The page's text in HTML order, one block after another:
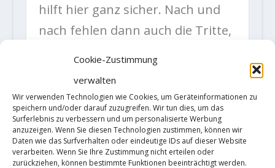
Cookie-Zustimmung
verwalten
Wir verwenden Technologien wie Cookies, um Geräteinformationen zu
speichern und/oder darauf zuzugreifen. Wir tun dies, um das
Surferlebnis zu verbessern und um personalisierte Werbung
anzuzeigen. Wenn Sie diesen Technologien zustimmen, können wir
Daten wie das Surfverhalten oder eindeutige IDs auf dieser Website
verarbeiten. Wenn Sie Ihre Zustimmung nicht erteilen oder
zurückziehen, können bestimmte Funktionen beeinträchtigt werden.
hilft hier ganz sicher. Nach und
nach fehlen dann auch die Tritte,
weiterer kniffliger Abschnitt folgt
nach dem Abzweig der
Benchmarc, wo man einige kleine
Griffe zu bedienen hat und